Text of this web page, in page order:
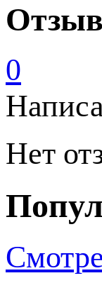
0
Нет